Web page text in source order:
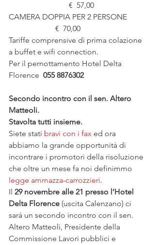
€  57,00
CAMERA DOPPIA PER 2 PERSONE
€  70,00
Tariffe comprensive di prima colazione
a buffet e wifi connection.
Per il pernottamento Hotel Delta
Florence 055 8876302
Secondo incontro con il sen. Altero
Matteoli.
Stavolta tutti insieme.
Siete stati bravi con i fax ed ora
abbiamo la grande opportunità di
incontrare i promotori della risoluzione
che oltre un mese fa noi definimmo
legge ammazza-carrozzieri.
Il 29 novembre alle 21 presso l’Hotel
Delta Florence (uscita Calenzano) ci
sarà un secondo incontro con il sen.
Altero Matteoli, Presidente della
Commissione Lavori pubblici e